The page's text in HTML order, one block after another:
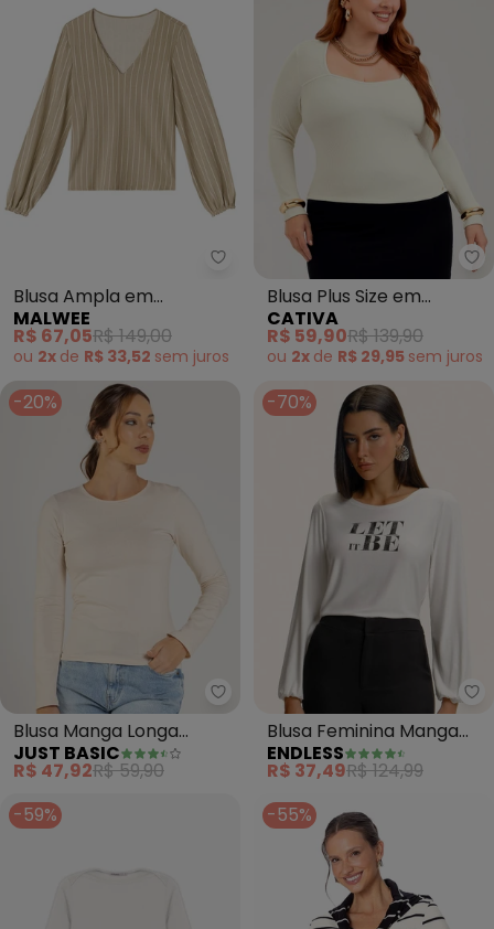
Malwee - Blusa Ampla em
Blusa Ampla em
Moletinho (Bege)
MALWEE
R$ 67,05R$ 149,00
ou 2x de R$ 33,52 sem juros
Blusa Plus Size em
Canelado (Off White)
CATIVA
R$ 59,90R$ 139,90
ou 2x de R$ 29,95 sem juros
-20%
Just Basic - Blusa Manga
Blusa Manga Longa
Feminina (Bege)
JUST BASIC
R$ 47,92R$ 59,90
-70%
Blusa Feminina Manga
Longa Bufante (Bege)
ENDLESS
R$ 37,49R$ 124,99
-59%
-55%